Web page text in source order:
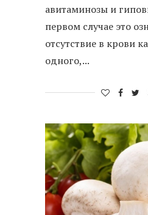
авитаминозы и
первом случае это
отсутствие в крови
одного,...